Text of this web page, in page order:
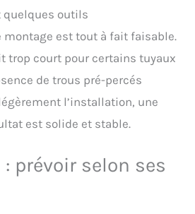
quelques outils
est tout à fait faisable.
trop court pour certains tuyaux
de trous pré-percés
l’installation, une
est solide et stable.
prévoir selon ses